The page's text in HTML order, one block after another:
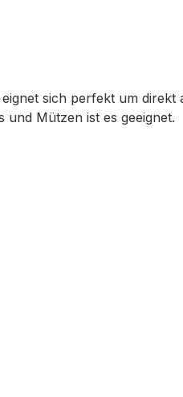
sich perfekt um direkt
Mützen ist es geeignet.